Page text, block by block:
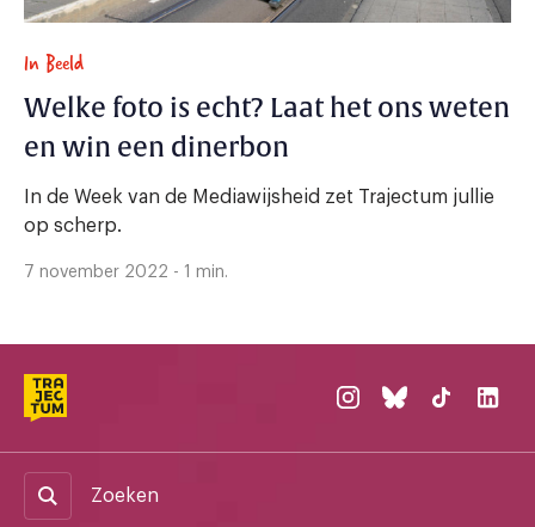
In Beeld
Welke foto is echt? Laat het ons weten
en win een dinerbon
In de Week van de Mediawijsheid zet Trajectum jullie
op scherp.
7 november 2022 - 1 min.
Zoeken